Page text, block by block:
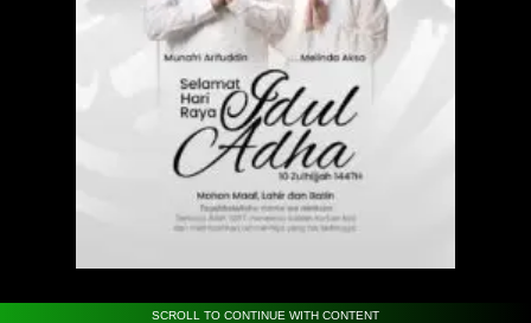
SCROLL TO CONTINUE WITH CONTENT